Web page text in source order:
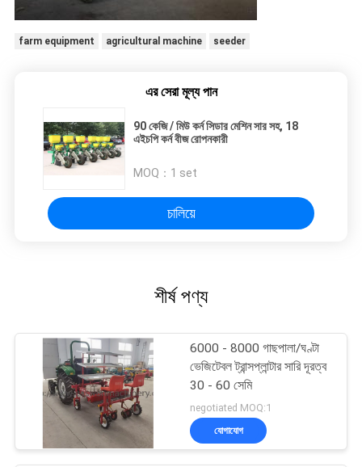
farm equipment agricultural machine seeder
এর সেরা মূল্য পান
90 কেজি / মিউ কর্ন সিডার মেশিন সার সহ, 18
এইচপি কর্ন বীজ রোপনকারী
MOQ： 1 set
চালিয়ে
শীর্ষ পণ্য
6000 - 8000 গাছপালা/ঘণ্টা
ভেজিটেবল ট্রান্সপ্লান্টার সারি দূরত্ব
30 - 60 সেমি
negotiated MOQ:1
যোগাযোগ